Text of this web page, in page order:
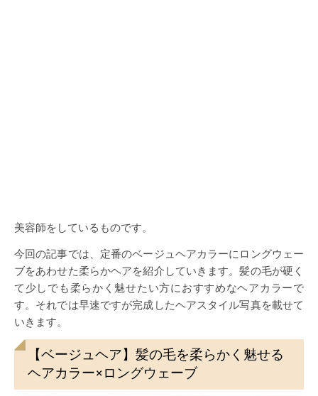
美容師をしているものです。
今回の記事では、定番のベージュヘアカラーにロングウェー
ブをあわせた柔らかヘアを紹介していきます。髪の毛が硬く
て少しでも柔らかく魅せたい方におすすめなヘアカラーで
す。それでは早速ですが完成したヘアスタイル写真を載せて
いきます。
【ベージュヘア】髪の毛を柔らかく魅せる
ヘアカラー×ロングウェーブ